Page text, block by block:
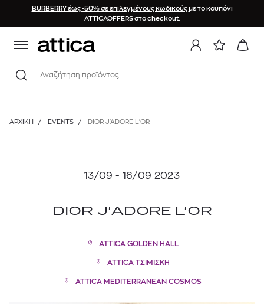
BURBERRY έως -50% σε επιλεγμένους κωδικούςμε το κουπόνι
ATTICAOFFERS στο checkout.
Αναζήτηση προϊόντος :
ΑΡΧΙΚΉ / EVENTS / DIOR J'ADORE L'OR
13/09 - 16/09 2023
DIOR J'ADORE L'OR
ATTICA GOLDEN HALL
ATTICA ΤΣΙΜΙΣΚΗ
ATTICA MEDITERRANEAN COSMOS